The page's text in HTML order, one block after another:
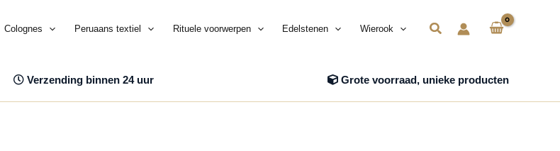
Colognes Peruaans textiel Rituele voorwerpen Edelstenen Wierook Zoeken
Verzending binnen 24 uur Grote voorraad, unieke producten